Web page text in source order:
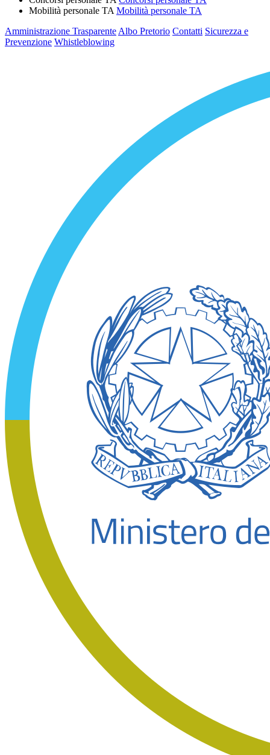
Mobilità personale TA Mobilità personale TA
Amministrazione Trasparente Albo Pretorio Contatti Sicurezza e
Prevenzione Whistleblowing